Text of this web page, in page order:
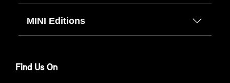
MINI Editions
Find Us On